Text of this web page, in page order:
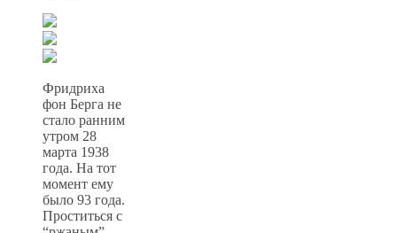
Фридриха
фон Берга не
стало ранним
утром 28
марта 1938
года. На тот
момент ему
было 93 года.
Проститься с